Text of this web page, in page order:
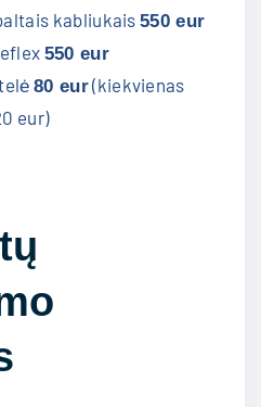
kabliukais550 eur
550 eur
80 eur(kiekvienas
eur)